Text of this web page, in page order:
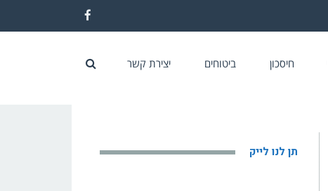
Facebook
חיסכון ביטוחים יצירת קשר
תן לנו לייק